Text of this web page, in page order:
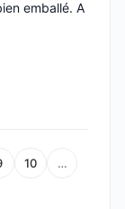
emballé. A
10 …